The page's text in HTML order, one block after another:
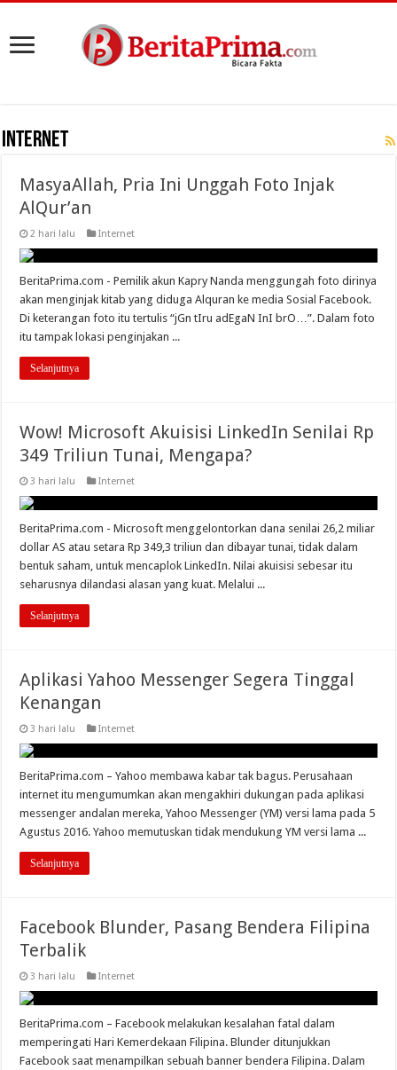
Internet
MasyaAllah, Pria Ini Unggah Foto Injak
AlQur’an
2 hari lalu Internet
BeritaPrima.com - Pemilik akun Kapry Nanda menggungah foto dirinya
akan menginjak kitab yang diduga Alquran ke media Sosial Facebook.
Di keterangan foto itu tertulis “jGn tIru adEgaN InI brO…”. Dalam foto
itu tampak lokasi penginjakan ...
Selanjutnya
Wow! Microsoft Akuisisi LinkedIn Senilai Rp
349 Triliun Tunai, Mengapa?
3 hari lalu Internet
BeritaPrima.com - Microsoft menggelontorkan dana senilai 26,2 miliar
dollar AS atau setara Rp 349,3 triliun dan dibayar tunai, tidak dalam
bentuk saham, untuk mencaplok LinkedIn. Nilai akuisisi sebesar itu
seharusnya dilandasi alasan yang kuat. Melalui ...
Selanjutnya
Aplikasi Yahoo Messenger Segera Tinggal
Kenangan
3 hari lalu Internet
BeritaPrima.com – Yahoo membawa kabar tak bagus. Perusahaan
internet itu mengumumkan akan mengakhiri dukungan pada aplikasi
messenger andalan mereka, Yahoo Messenger (YM) versi lama pada 5
Agustus 2016. Yahoo memutuskan tidak mendukung YM versi lama ...
Selanjutnya
Facebook Blunder, Pasang Bendera Filipina
Terbalik
3 hari lalu Internet
BeritaPrima.com – Facebook melakukan kesalahan fatal dalam
memperingati Hari Kemerdekaan Filipina. Blunder ditunjukkan
Facebook saat menampilkan sebuah banner bendera Filipina. Dalam